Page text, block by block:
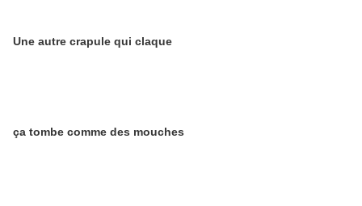
Une autre crapule qui claque
ça tombe comme des mouches